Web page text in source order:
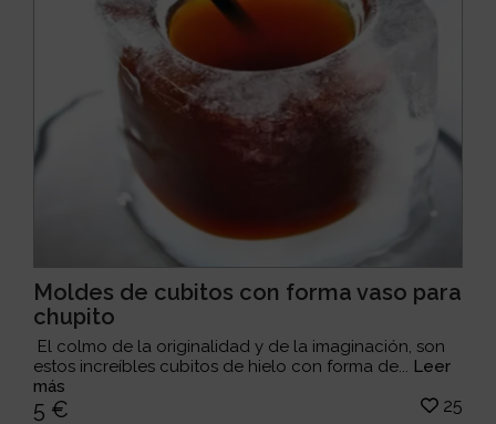
Moldes de cubitos con forma vaso para
chupito
El colmo de la originalidad y de la imaginación, son
estos increíbles cubitos de hielo con forma de... Leer
más
5 € 25